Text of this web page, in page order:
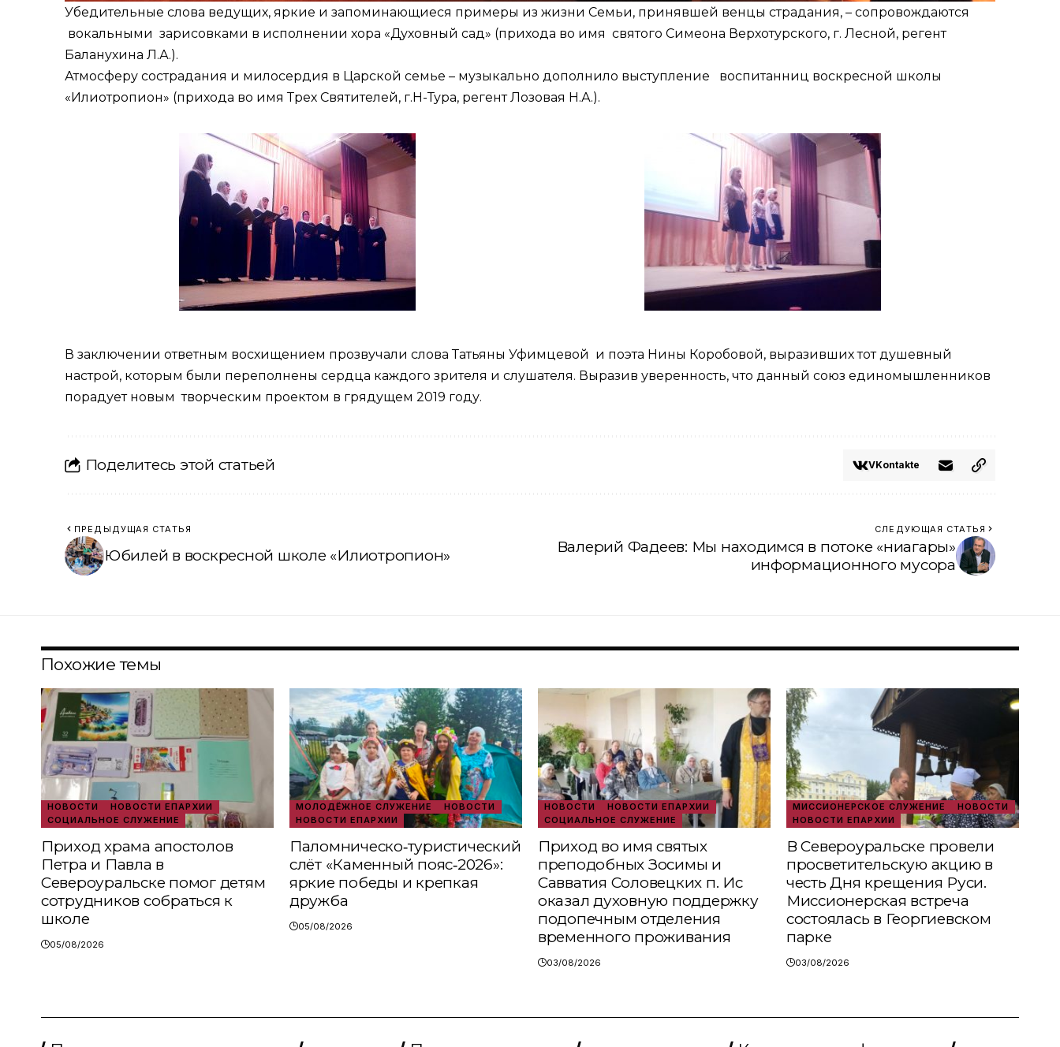
Убедительные слова ведущих, яркие и запоминающиеся примеры из жизни Семьи, принявшей венцы страдания, – сопровождаются
вокальными зарисовками в исполнении хора «Духовный сад» (прихода во имя святого Симеона Верхотурского, г. Лесной, регент
Баланухина Л.А.).
Атмосферу сострадания и милосердия в Царской семье – музыкально дополнило выступление воспитанниц воскресной школы
«Илиотропион» (прихода во имя Трех Святителей, г.Н-Тура, регент Лозовая Н.А.).
В заключении ответным восхищением прозвучали слова Татьяны Уфимцевой и поэта Нины Коробовой, выразивших тот душевный
настрой, которым были переполнены сердца каждого зрителя и слушателя. Выразив уверенность, что данный союз единомышленников
порадует новым творческим проектом в грядущем 2019 году.
Поделитесь этой статьей VKontakte
ПРЕДЫДУЩАЯ СТАТЬЯ
Юбилей в воскресной школе «Илиотропион»
СЛЕДУЮЩАЯ СТАТЬЯ
Валерий Фадеев: Мы находимся в потоке «ниагары»
информационного мусора
Похожие темы
НОВОСТИ
НОВОСТИ ЕПАРХИИ
СОЦИАЛЬНОЕ СЛУЖЕНИЕ
Приход храма апостолов
Петра и Павла в
Североуральске помог детям
сотрудников собраться к
школе
05/08/2026
МОЛОДЁЖНОЕ СЛУЖЕНИЕ
НОВОСТИ
НОВОСТИ ЕПАРХИИ
Паломническо‑туристический
слёт «Каменный пояс‑2026»:
яркие победы и крепкая
дружба
05/08/2026
НОВОСТИ
НОВОСТИ ЕПАРХИИ
СОЦИАЛЬНОЕ СЛУЖЕНИЕ
Приход во имя святых
преподобных Зосимы и
Савватия Соловецких п. Ис
оказал духовную поддержку
подопечным отделения
временного проживания
03/08/2026
МИССИОНЕРСКОЕ СЛУЖЕНИЕ
НОВОСТИ
НОВОСТИ ЕПАРХИИ
В Североуральске провели
просветительскую акцию в
честь Дня крещения Руси.
Миссионерская встреча
состоялась в Георгиевском
парке
03/08/2026